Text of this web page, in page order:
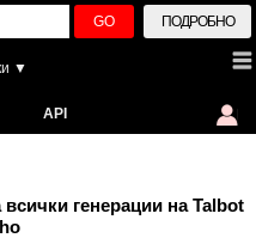
GO ПОДРОБНО
▼
API
генерации на Talbot